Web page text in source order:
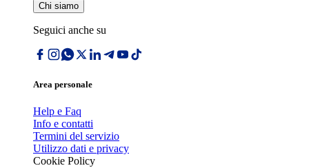
Chi siamo
Seguici anche su
Area personale
Help e Faq
Info e contatti
Termini del servizio
Utilizzo dati e privacy
Cookie Policy